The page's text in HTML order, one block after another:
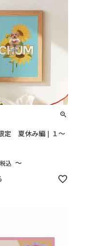
定 夏休み編 | １～
税込 〜